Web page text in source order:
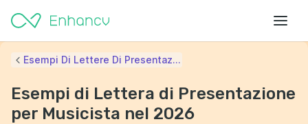
Esempi Di Lettere Di Presentaz...
Esempi di Lettera di Presentazione
per Musicista nel 2026